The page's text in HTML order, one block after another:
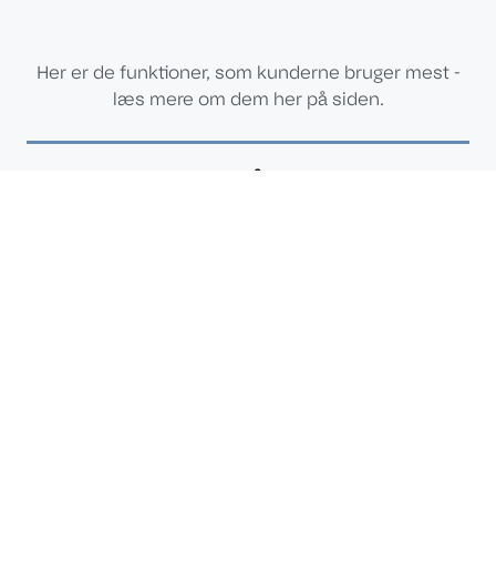
Her er de funktioner, som kunderne bruger mest -
læs mere om dem her på siden.